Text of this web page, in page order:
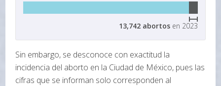
13,742 abortos en 2023
Sin embargo, se desconoce con exactitud la
incidencia del aborto en la Ciudad de México, pues las
cifras que se informan solo corresponden al